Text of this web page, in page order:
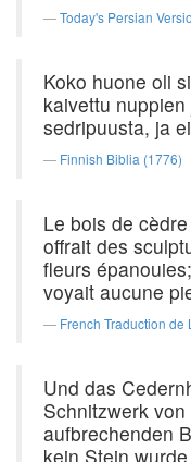
Today's Persian
Koko huone oli
kaivettu
sedripuusta, ja
Finnish Biblia (1776)
Le bois de
offrait des
fleurs
voyait aucune
French Traduction
Und das
Schnitzwerk
aufbrechenden
kein Stein wurde